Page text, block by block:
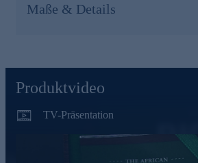
mit einmaligem Sondericon
5 g reines .9999 Gold
Erhaltung: Prooflike - PL
mit Echtheitszertifikat
Gleich heute noch online bestellen.
Maße & Details
Produktvideo
TV-Präsentation